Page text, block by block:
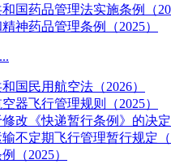
国药品管理法实施条例（
神药品管理条例（2025）
国民用航空法（2026）
器飞行管理规则（2025）
改《快递暂行条例》的决定
不定期飞行管理暂行规定（
（2025）